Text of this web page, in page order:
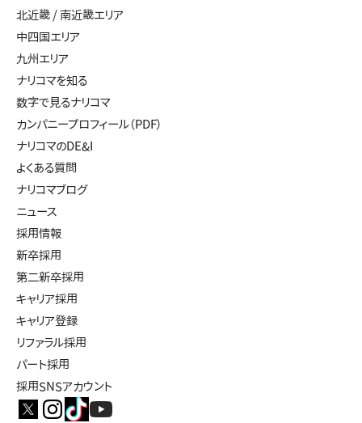
北近畿 / 南近畿エリア
中四国エリア
九州エリア
ナリコマを知る
数字で見るナリコマ
カンパニープロフィール（PDF）
ナリコマのDE&I
よくある質問
ナリコマブログ
ニュース
採用情報
新卒採用
第二新卒採用
キャリア採用
キャリア登録
リファラル採用
パート採用
採用SNSアカウント